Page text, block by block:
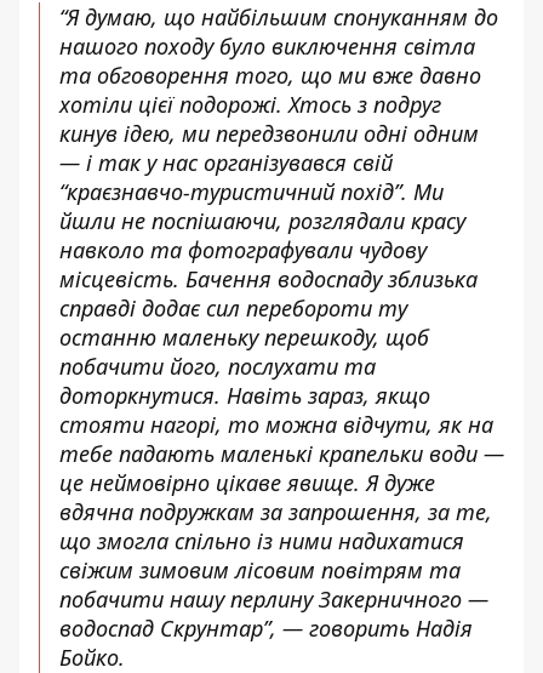
“Я думаю, що найбільшим спонуканням до
нашого походу було виключення світла
та обговорення того, що ми вже давно
хотіли цієї подорожі. Хтось з подруг
кинув ідею, ми передзвонили одні одним
— і так у нас організувався свій
“краєзнавчо-туристичний похід”. Ми
йшли не поспішаючи, розглядали красу
навколо та фотографували чудову
місцевість. Бачення водоспаду зблизька
справді додає сил перебороти ту
останню маленьку перешкоду, щоб
побачити його, послухати та
доторкнутися. Навіть зараз, якщо
стояти нагорі, то можна відчути, як на
тебе падають маленькі крапельки води —
це неймовірно цікаве явище. Я дуже
вдячна подружкам за запрошення, за те,
що змогла спільно із ними надихатися
свіжим зимовим лісовим повітрям та
побачити нашу перлину Закерничного —
водоспад Скрунтар”, — говорить Надія
Бойко.